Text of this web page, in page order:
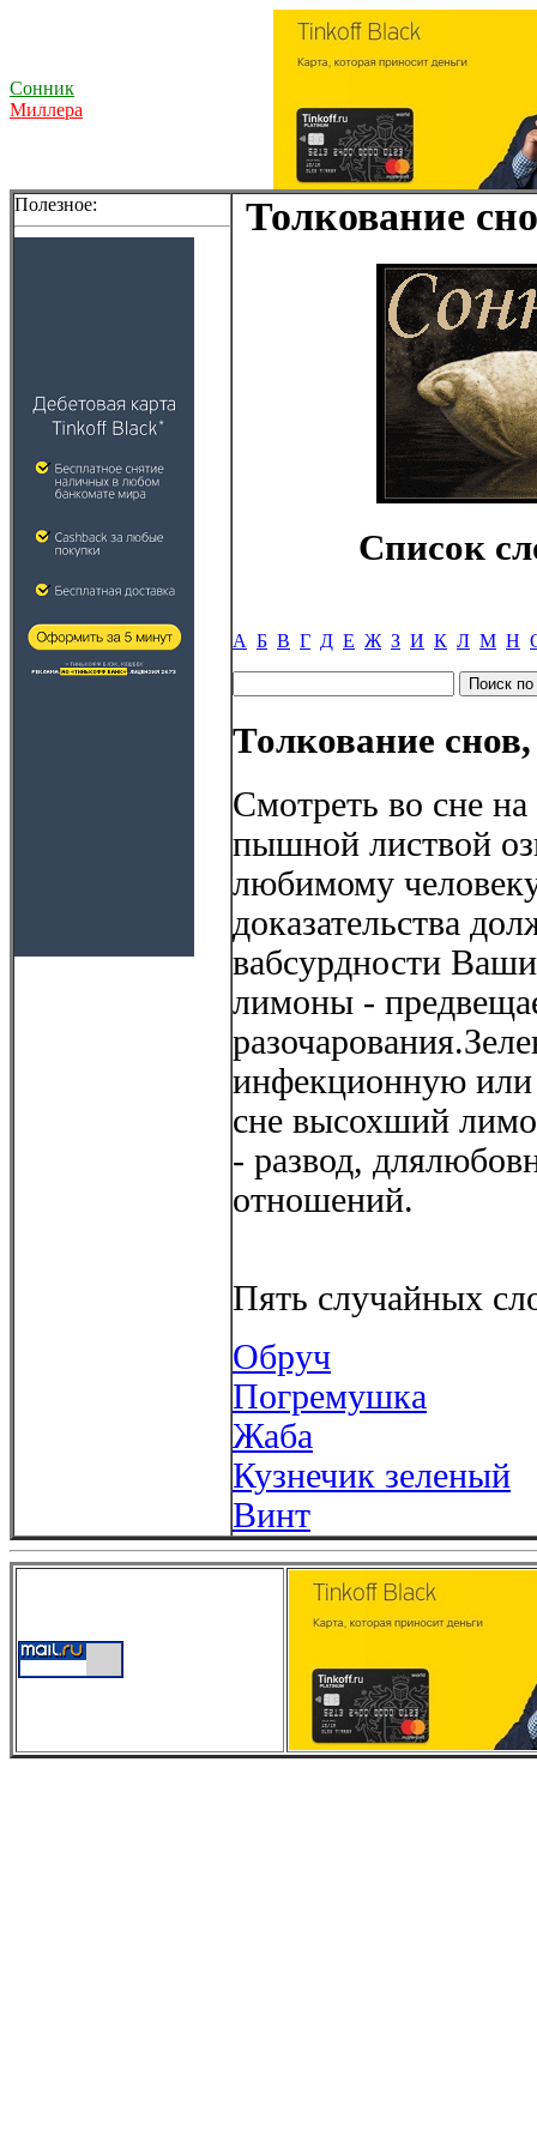
Сонник
Миллера
Полезное: Толкование
Список
А Б В Г Д Е Ж З И К Л М Н
Толкование
Смотреть во сне
пышной листвой
любимому
доказательства
вабсурдности
лимоны -
инфекционную или
сне высохший
- развод,
отношений.
Пять случайных
Обруч
Погремушка
Жаба
Кузнечик зеленый
Винт